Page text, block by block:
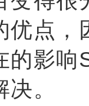
优点，
的影
解决